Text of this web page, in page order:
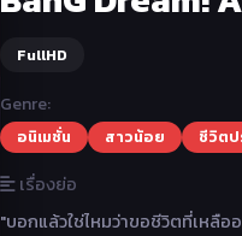
FullHD
Genre:
อนิเมชั่น สาวน้อย ชีวิตป
เรื่องย่อ
"บอกแล้วใช่ไหมว่าขอชีวิตที่เหลือ